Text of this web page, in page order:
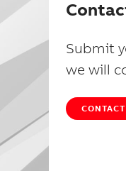
Submit
we will